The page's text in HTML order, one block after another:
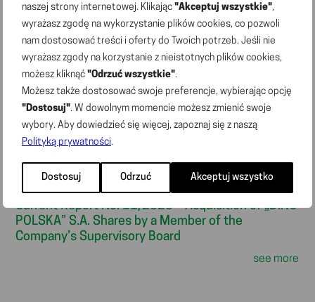
naszej strony internetowej. Klikając "Akceptuj wszystkie",
wyrażasz zgodę na wykorzystanie plików cookies, co pozwoli
nam dostosować treści i oferty do Twoich potrzeb. Jeśli nie
wyrażasz zgody na korzystanie z nieistotnych plików cookies,
możesz kliknąć "Odrzuć wszystkie".
Możesz także dostosować swoje preferencje, wybierając opcję
"Dostosuj". W dowolnym momencie możesz zmienić swoje
wybory. Aby dowiedzieć się więcej, zapoznaj się z naszą
Polityką prywatności.
Dostosuj Odrzuć Akceptuj wszystko
Management Board
see more
12.11.2025
Current Report No. 12/2025 – Acquisition of „DINO
POLSKA” S.A. Shares by a Member of the
Company’s Supervisory Board
Current Report No. 11/2025 – Acquisition of „DINO
POLSKA” S.A. Shares by a Member of the
Company’s Supervisory Board
see more